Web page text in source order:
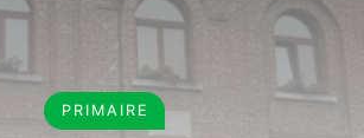
PRIMAIRE